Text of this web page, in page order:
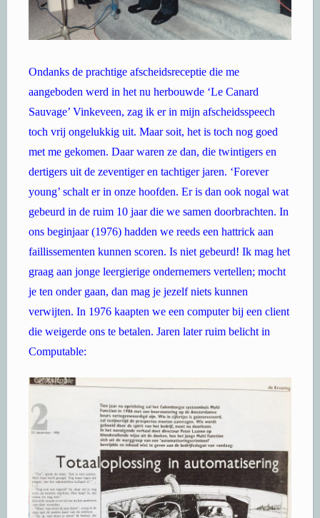
Ondanks de prachtige afscheidsreceptie die me
aangeboden werd in het nu herbouwde ‘Le Canard
Sauvage’ Vinkeveen, zag ik er in mijn afscheidsspeech
toch vrij ongelukkig uit. Maar soit, het is toch nog goed
met me gekomen. Daar waren ze dan, die twintigers en
dertigers uit de zeventiger en tachtiger jaren. ‘Forever
young’ schalt er in onze hoofden. Er is dan ook nogal wat
gebeurd in de ruim 10 jaar die we samen doorbrachten. In
ons beginjaar (1976) hadden we reeds een hattrick aan
faillissementen kunnen scoren. Is niet gebeurd! Ik mag het
graag aan jonge leergierige ondernemers vertellen; mocht
je ten onder gaan, dan mag je jezelf niets kunnen
verwijten. In 1976 kaapten we een computer bij een client
die weigerde ons te betalen. Jaren later ruim belicht in
Computable: